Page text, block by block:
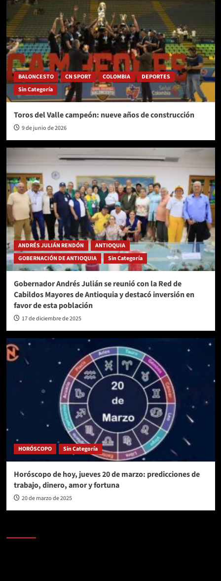
BALONCESTO CN SPORT COLOMBIA
DEPORTES
Sin Categoría
Toros del Valle campeón: nueve años de construcción
9 de junio de 2026
ANDRÉS JULIÁN RENDÓN
ANTIOQUIA
GOBERNACIÓN DE ANTIOQUIA
Sin Categoría
Gobernador Andrés Julián se reunió con la Red de
Cabildos Mayores de Antioquia y destacó inversión en
favor de esta población
17 de diciembre de 2025
HORÓSCOPO Sin Categoría
Horóscopo de hoy, jueves 20 de marzo: predicciones de
trabajo, dinero, amor y fortuna
20 de marzo de 2025